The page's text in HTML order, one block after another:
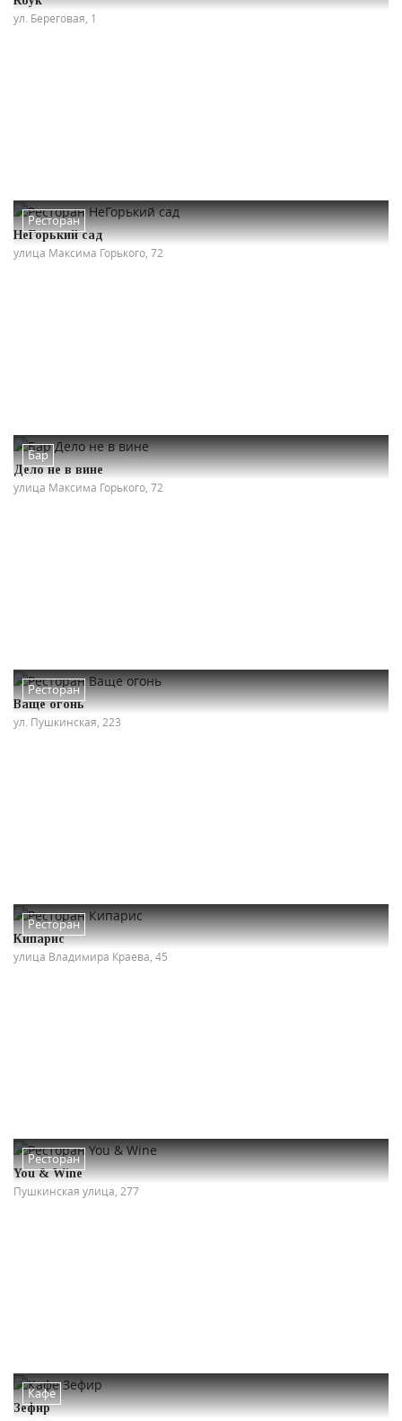
ул. Береговая, 1
Ресторан
НеГорький сад
улица Максима Горького, 72
Бар
Дело не в вине
улица Максима Горького, 72
Ресторан
Ваще огонь
ул. Пушкинская, 223
Ресторан
Кипарис
улица Владимира Краева, 45
Ресторан
You & Wine
Пушкинская улица, 277
Кафе
Зефир